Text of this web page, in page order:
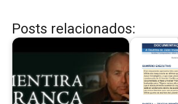
Posts relacionados: